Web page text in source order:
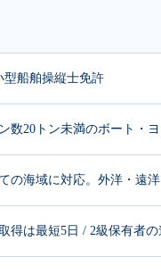
型船舶操縦士免許
数20トン未満のボート・
の海域に対応。外洋・遠
得は最短5日 / 2級保有者の